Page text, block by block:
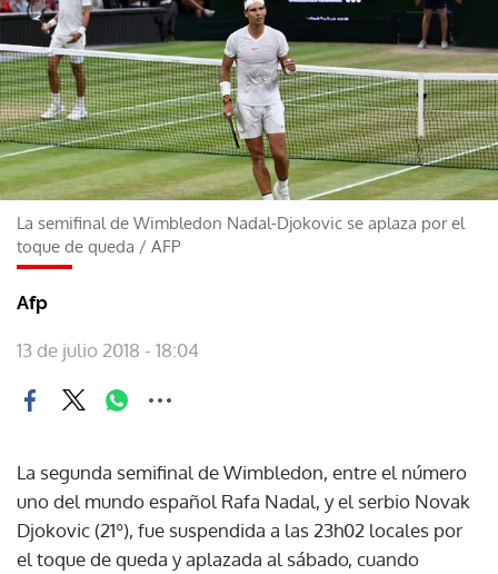
La semifinal de Wimbledon Nadal-Djokovic se aplaza por el
toque de queda / AFP
Afp
13 de julio 2018 - 18:04
La segunda semifinal de Wimbledon, entre el número
uno del mundo español Rafa Nadal, y el serbio Novak
Djokovic (21º), fue suspendida a las 23h02 locales por
el toque de queda y aplazada al sábado, cuando